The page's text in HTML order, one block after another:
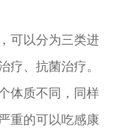
以分为三类进
疗、抗菌治疗。
体质不同，同样
重的可以吃感康